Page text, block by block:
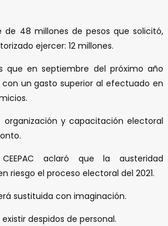
de 48 millones de pesos que solicitó,
ejercer: 12 millones.
que en septiembre del próximo año
un gasto superior al efectuado en
organización y capacitación electoral
aclaró que la austeridad
riesgo el proceso electoral del 2021.
sustituida con imaginación.
despidos de personal.